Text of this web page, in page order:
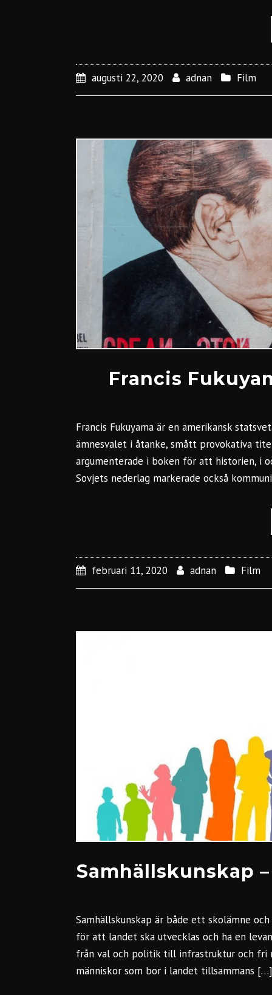
augusti 22, 2020 adnan Film
Francis
Francis Fukuyama är en amerikansk
ämnesvalet i åtanke, smått provokativa
argumenterade i boken för att historien, i
Sovjets nederlag markerade också
februari 11, 2020 adnan Film
Samhällskunskap
Samhällskunskap är både ett skolämne
för att landet ska utvecklas och ha en
från val och politik till infrastruktur och fri
människor som bor i landet tillsammans […]